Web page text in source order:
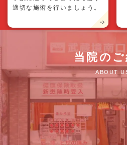
適切な施術を行いましょう。
当院の
ABOUT